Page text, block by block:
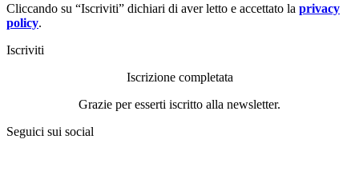
Cliccando su “Iscriviti” dichiari di aver letto e accettato la privacy
policy.
Iscriviti
Iscrizione completata
Grazie per esserti iscritto alla newsletter.
Seguici sui social